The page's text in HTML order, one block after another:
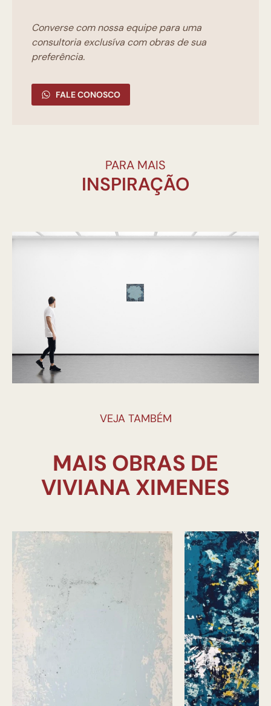
Converse com nossa equipe para uma
consultoria exclusíva com obras de sua
preferência.
FALE CONOSCO
PARA MAIS
INSPIRAÇÃO
VEJA TAMBÉM
MAIS OBRAS DE